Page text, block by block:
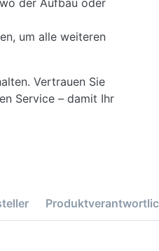
der Aufbau oder
um alle weiteren
Vertrauen Sie
Service – damit Ihr